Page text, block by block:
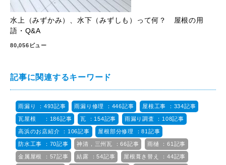
水上（みずかみ）、水下（みずしも）って何？ 屋根の用
語・Q&A
80,056ビュー
記事に関連するキーワード
雨漏り ：493記事 雨漏り修理 ：446記事 屋根工事 ：334記事
瓦屋根 ：186記事 瓦 ：154記事 雨漏り調査 ：108記事
高浜のお店紹介 ：106記事 屋根部分修理 ：81記事
防水工事 ：70記事 神清，三州瓦 ：66記事 雨樋 ：61記事
金属屋根 ：57記事 結露 ：54記事 屋根葺き替え ：44記事